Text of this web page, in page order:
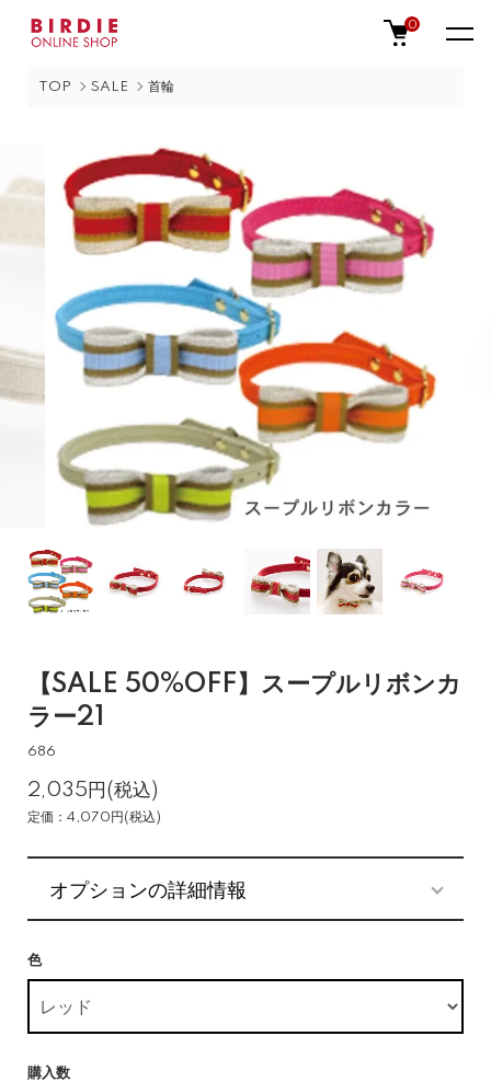
0
TOP SALE 首輪
【SALE 50%OFF】スープルリボンカ
ラー21
686
2,035円(税込)
定価：4,070円(税込)
オプションの詳細情報
色
購入数